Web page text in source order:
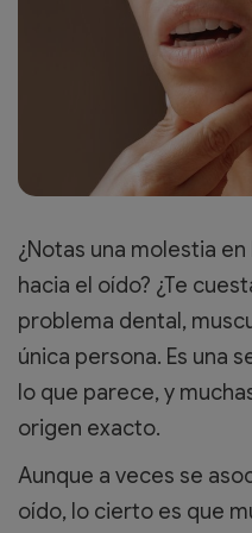
¿Notas una molestia
hacia el oído? ¿Te
problema dental,
única persona. Es una
lo que parece, y
origen exacto.
Aunque a veces se
oído, lo cierto es que